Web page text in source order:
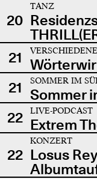
20
TANZ
21
21
SOMMER IM
Sommer
22
LIVE-PODCAST
Extrem
22
KONZERT
Losus